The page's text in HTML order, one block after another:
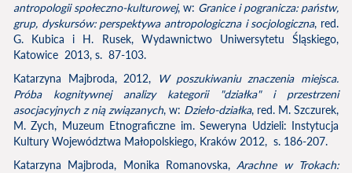
antropologii społeczno-kulturowej, w: Granice i pogranicza: państw,
grup, dyskursów: perspektywa antropologiczna i socjologiczna, red.
G. Kubica i H. Rusek, Wydawnictwo Uniwersytetu Śląskiego,
Katowice 2013, s. 87-103.
Katarzyna Majbroda, 2012,
W poszukiwaniu znaczenia miejsca.
Próba kognitywnej analizy kategorii "działka" i przestrzeni
asocjacyjnych z nią związanych, w: Dzieło-działka, red. M. Szczurek,
M. Zych, Muzeum Etnograficzne im. Seweryna Udzieli: Instytucja
Kultury Województwa Małopolskiego, Kraków 2012, s. 186-207.
Katarzyna Majbroda, Monika Romanovska, Arachne w Trokach: